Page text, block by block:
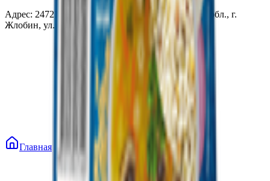
Адрес: 247210, Республика Беларусь, Гомельская обл., г.
Жлобин, ул. Козлова 2-А
Главная